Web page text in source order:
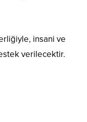
insani ve
verilecektir.